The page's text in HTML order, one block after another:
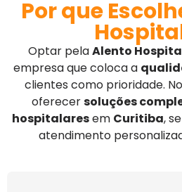
Por que
Optar pelaAlento
empresa que coloca a
clientes como prioridade.
oferecersoluções
hospitalaresem Curitiba,
atendimento